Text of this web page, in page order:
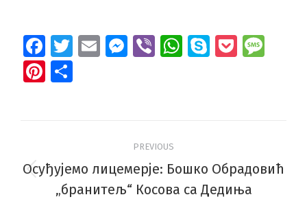
Facebook
Twitter
EmailMessenger
ViberWhatsApp
SkypePocket
Pinterest
navigation
PREVIOUS
Previous
post:
Осуђујемо лицемерје: Бошко Обрадовић
„бранитељ“ Косова са Дедиња